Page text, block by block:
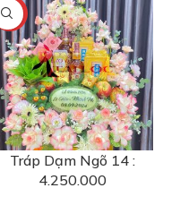
-6%
Tráp Dạm Ngõ 14 :
4.250.000